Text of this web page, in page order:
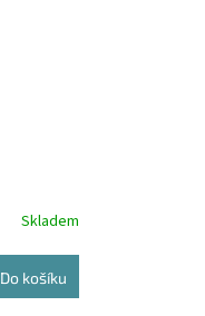
Skladem
Do košíku